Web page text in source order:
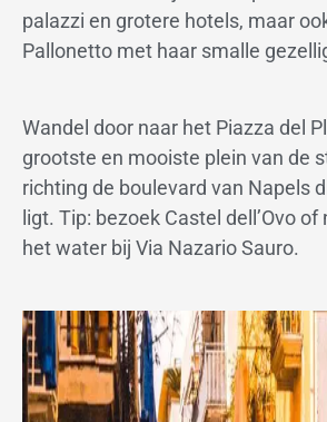
palazzi en grotere hotels, maar
Pallonetto met haar smalle
Wandel door naar het Piazza del
grootste en mooiste plein van de
richting de boulevard van Napels
ligt. Tip: bezoek Castel dell’Ovo
het water bij Via Nazario Sauro.